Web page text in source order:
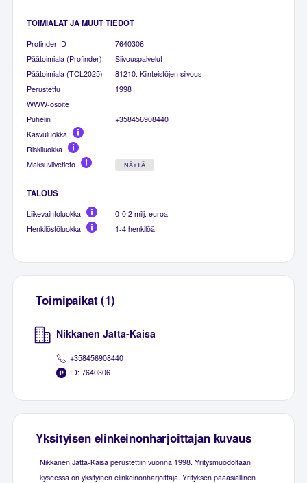
TOIMIALAT JA MUUT TIEDOT
Profinder ID
7640306
Päätoimiala (Profinder)
Siivouspalvelut
Päätoimiala (TOL2025)
81210. Kiinteistöjen siivous
Perustettu
1998
WWW-osoite
Puhelin
+358456908440
Kasvuluokka
Riskiluokka
Maksuviivetieto
NÄYTÄ
TALOUS
Liikevaihtoluokka
0-0.2 milj. euroa
Henkilöstöluokka
1-4 henkilöä
Toimipaikat (1)
Nikkanen Jatta-Kaisa
+358456908440
ID: 7640306
Yksityisen elinkeinonharjoittajan kuvaus
Nikkanen Jatta-Kaisa perustettiin vuonna 1998. Yritysmuodoltaan
kyseessä on yksityinen elinkeinonharjoittaja. Yrityksen pääasiallinen